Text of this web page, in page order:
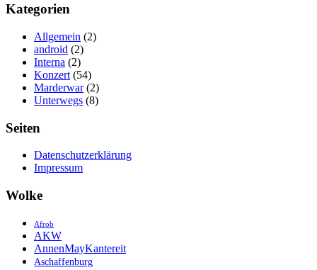
Kategorien
Allgemein (2)
android (2)
Interna (2)
Konzert (54)
Marderwar(2)
Unterwegs (8)
Seiten
Datenschutzerklärung
Impressum
Wolke
Afrob
AKW
AnnenMayKantereit
Aschaffenburg